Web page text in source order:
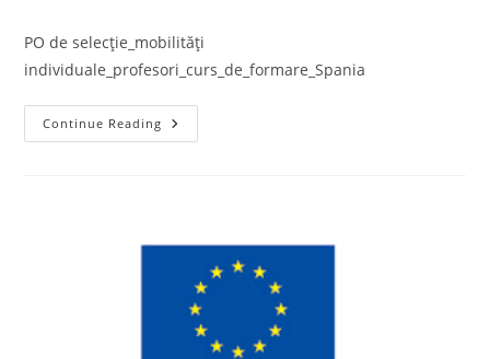
PO de selecție_mobilități
individuale_profesori_curs_de_formare_Spania
Continue Reading PO
De
Formare
Spania